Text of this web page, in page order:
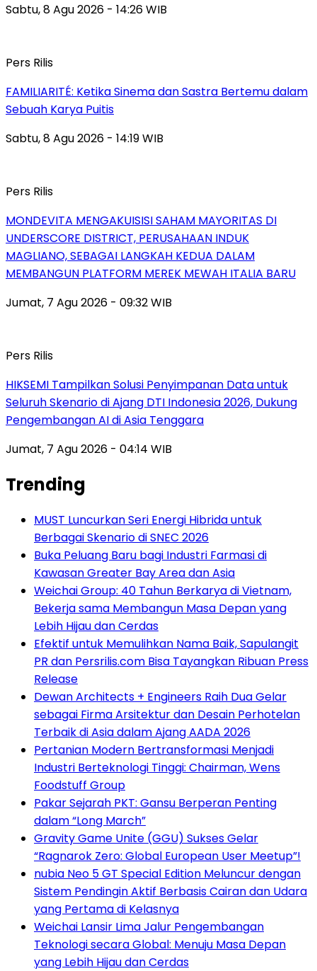
Sabtu, 8 Agu 2026 - 14:26 WIB
Pers Rilis
FAMILIARITÉ: Ketika Sinema dan Sastra Bertemu dalam
Sebuah Karya Puitis
Sabtu, 8 Agu 2026 - 14:19 WIB
Pers Rilis
MONDEVITA MENGAKUISISI SAHAM MAYORITAS DI
UNDERSCORE DISTRICT, PERUSAHAAN INDUK
MAGLIANO, SEBAGAI LANGKAH KEDUA DALAM
MEMBANGUN PLATFORM MEREK MEWAH ITALIA BARU
Jumat, 7 Agu 2026 - 09:32 WIB
Pers Rilis
HIKSEMI Tampilkan Solusi Penyimpanan Data untuk
Seluruh Skenario di Ajang DTI Indonesia 2026, Dukung
Pengembangan AI di Asia Tenggara
Jumat, 7 Agu 2026 - 04:14 WIB
Trending
MUST Luncurkan Seri Energi Hibrida untuk
Berbagai Skenario di SNEC 2026
Buka Peluang Baru bagi Industri Farmasi di
Kawasan Greater Bay Area dan Asia
Weichai Group: 40 Tahun Berkarya di Vietnam,
Bekerja sama Membangun Masa Depan yang
Lebih Hijau dan Cerdas
Efektif untuk Memulihkan Nama Baik, Sapulangit
PR dan Persrilis.com Bisa Tayangkan Ribuan Press
Release
Dewan Architects + Engineers Raih Dua Gelar
sebagai Firma Arsitektur dan Desain Perhotelan
Terbaik di Asia dalam Ajang AADA 2026
Pertanian Modern Bertransformasi Menjadi
Industri Berteknologi Tinggi: Chairman, Wens
Foodstuff Group
Pakar Sejarah PKT: Gansu Berperan Penting
dalam “Long March”
Gravity Game Unite (GGU) Sukses Gelar
“Ragnarok Zero: Global European User Meetup”!
nubia Neo 5 GT Special Edition Meluncur dengan
Sistem Pendingin Aktif Berbasis Cairan dan Udara
yang Pertama di Kelasnya
Weichai Lansir Lima Jalur Pengembangan
Teknologi secara Global: Menuju Masa Depan
yang Lebih Hijau dan Cerdas